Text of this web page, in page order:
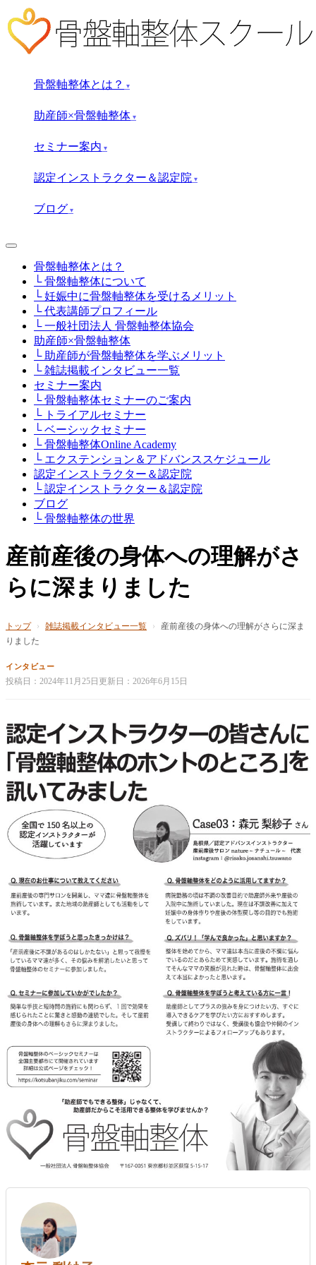
骨盤軸整体とは？ ▾
助産師×骨盤軸整体 ▾
セミナー案内 ▾
認定インストラクター＆認定院 ▾
ブログ ▾
骨盤軸整体とは？
└ 骨盤軸整体について
└ 妊娠中に骨盤軸整体を受けるメリット
└ 代表講師プロフィール
└ 一般社団法人 骨盤軸整体協会
助産師×骨盤軸整体
└ 助産師が骨盤軸整体を学ぶメリット
└ 雑誌掲載インタビュー一覧
セミナー案内
└ 骨盤軸整体セミナーのご案内
└ トライアルセミナー
└ ベーシックセミナー
└ 骨盤軸整体Online Academy
└ エクステンション＆アドバンススケジュール
認定インストラクター＆認定院
└ 認定インストラクター＆認定院
ブログ
└ 骨盤軸整体の世界
産前産後の身体への理解がさ
らに深まりました
トップ › 雑誌掲載インタビュー一覧 ›
産前産後の身体への理解がさらに深ま
りました
インタビュー
投稿日： 2024年11月25日 更新日： 2026年6月15日